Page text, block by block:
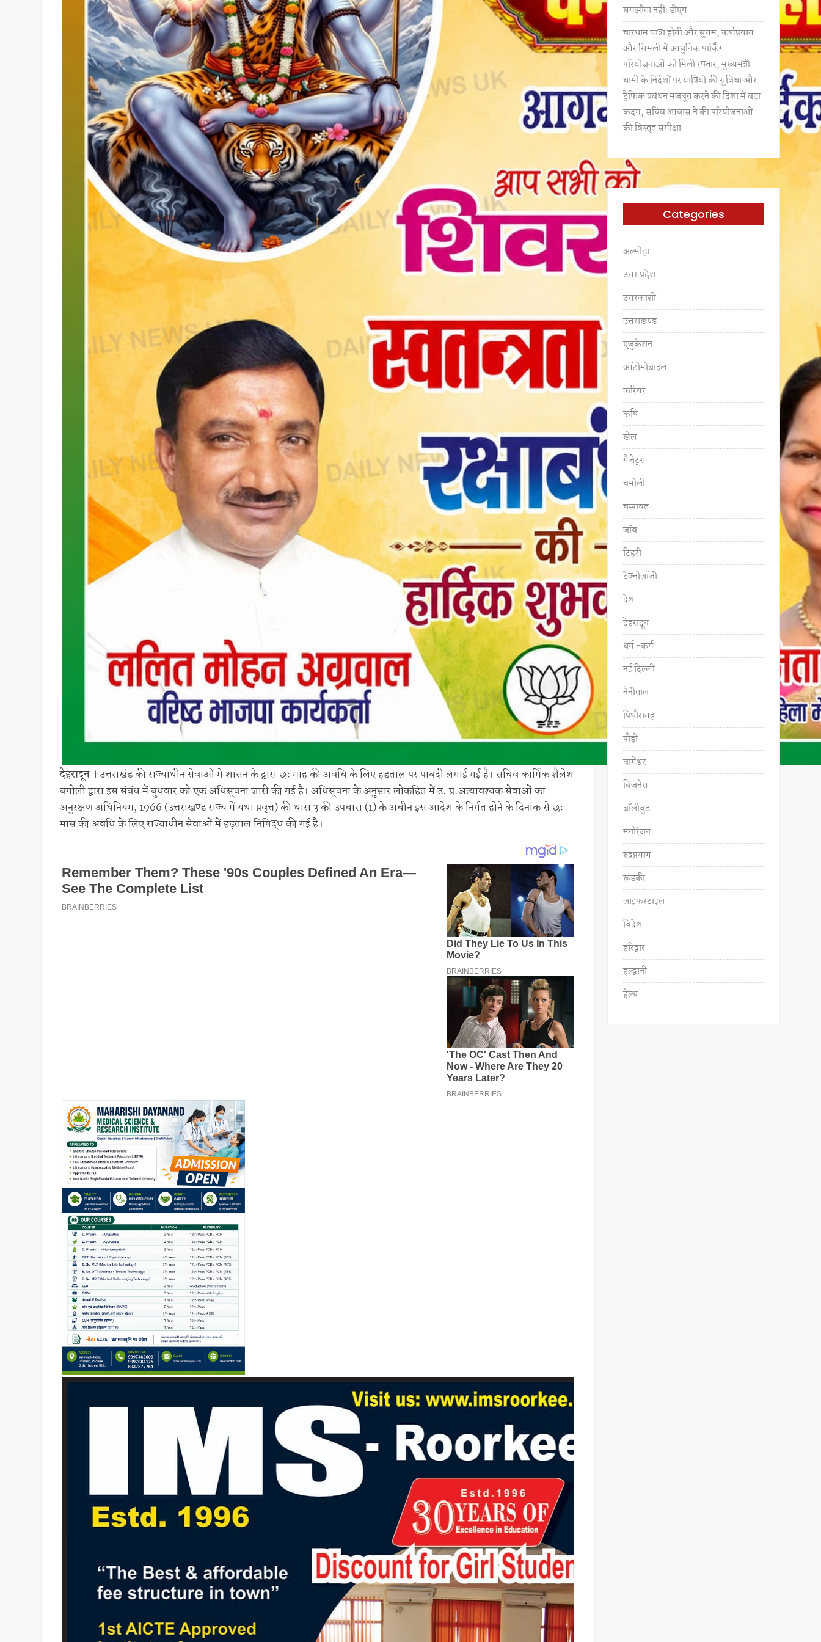
देहरादून ।उत्तराखंड की राज्याधीन सेवाओं में शासन के द्वारा छः माह की अवधि के लिए हड़ताल पर पाबंदी लगाई गई है। सचिव कार्मिक शैलेश
बगोली द्वारा इस संबंध में बुधवार को एक अधिसूचना जारी की गई है। अधिसूचना के अनुसार लोकहित में उ. प्र.अत्यावश्यक सेवाओं का
अनुरक्षण अधिनियम, 1966 (उत्तराखण्ड राज्य में यथा प्रवृत्त) की धारा 3 की उपधारा (1) के अधीन इस आदेश के निर्गत होने के दिनांक से छः
मास की अवधि के लिए राज्याधीन सेवाओं में हड़ताल निषिद्ध की गई है।
समझौता नहींः डीएम
चारधाम यात्रा होगी और सुगम, कर्णप्रयाग
और सिमली में आधुनिक पार्किंग
परियोजनाओं को मिली रफ्तार, मुख्यमंत्री
धामी के निर्देशों पर यात्रियों की सुविधा और
ट्रैफिक प्रबंधन मजबूत करने की दिशा में बड़ा
कदम, सचिव आवास ने की परियोजनाओं
की विस्तृत समीक्षा
Categories
अल्मोड़ा
उत्तर प्रदेश
उत्तरकाशी
उत्तराखण्ड
एजुकेशन
ऑटोमोबाइल
करियर
कृषि
खेल
गैजेट्स
चमोली
चम्पावत
जॉब
टिहरी
टेक्नोलॉजी
देश
देहरादून
धर्म -कर्म
नई दिल्ली
नैनीताल
पिथौरागढ़
पौड़ी
बागेश्वर
बिजनेस
बॉलीवुड
मनोरंजन
रुद्रप्रयाग
रूडकी
लाइफस्टाइल
विदेश
हरिद्वार
हल्द्वानी
हेल्थ